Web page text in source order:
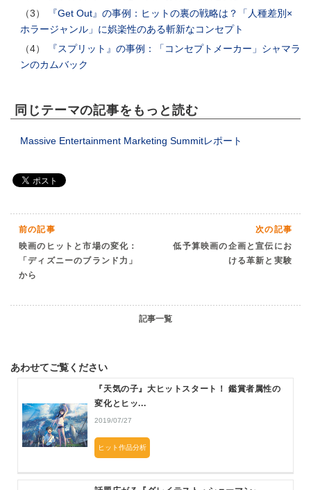
（3）
『Get Out』の事例：ヒットの裏の戦略は？「人種差別×
ホラージャンル」に娯楽性のある斬新なコンセプト
（4）
『スプリット』の事例：「コンセプトメーカー」シャマラ
ンのカムバック
同じテーマの記事をもっと読む
Massive Entertainment Marketing Summitレポート
前の記事
映画のヒットと市場の変化：
「ディズニーのブランド力」
から
次の記事
低予算映画の企画と宣伝にお
ける革新と実験
記事一覧
あわせてご覧ください
『天気の子』大ヒットスタート！ 鑑賞者属性の
変化とヒッ...
2019/07/27
ヒット作品分析